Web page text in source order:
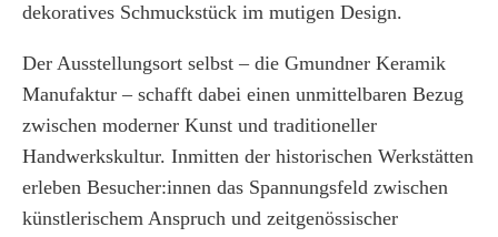
dekoratives Schmuckstück im mutigen Design.
Der Ausstellungsort selbst – die Gmundner Keramik
Manufaktur – schafft dabei einen unmittelbaren Bezug
zwischen moderner Kunst und traditioneller
Handwerkskultur. Inmitten der historischen Werkstätten
erleben Besucher:innen das Spannungsfeld zwischen
künstlerischem Anspruch und zeitgenössischer